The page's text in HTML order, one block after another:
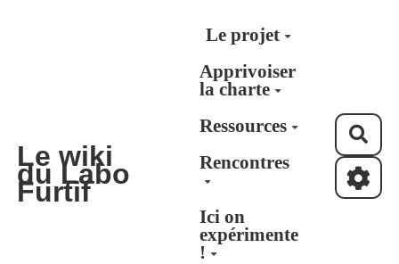
Aller au contenu principal
Le wiki
du Labo
Furtif
Le projet
Apprivoiser
la charte
Ressources
Rencontres
Ici on
expérimente
!